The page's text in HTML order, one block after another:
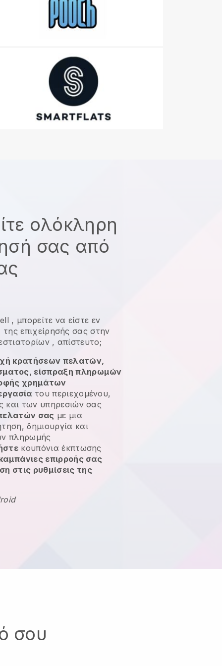
ολόκληρη
σας από
, μπορείτε να είστε εν
της επιχείρησής σας στην
, απίστευτο;
κρατήσεων πελατών,
είσπραξη πληρωμών
χρημάτων
του περιεχομένου,
και των υπηρεσιών σας
σας με μια
δημιουργία και
πληρωμής
κουπόνια έκπτωσης
επιρροής σας
στις ρυθμίσεις της
σου